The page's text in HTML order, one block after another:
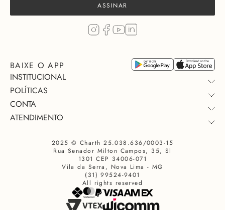
ASSINAR
BAIXE O APP
INSTITUCIONAL
QUEM SOMOS
COLEÇÃO
SEJA UM LOJISTA
POLÍTICAS
TROCA E DEVOLUÇÃO
PRIVACIDADE
CONTA
TROCAR OU DEVOLVER
CONSULTE SUA ENTREGA
COMUNIDADE CHARTH INSIDERS
ATENDIMENTO
FALE CONOSCO
PERSONAL SHOPPER
DÚVIDAS FREQUENTES
TRABALHE CONOSCO
2025 © Charth 25.038.636/0003-15
Rua Senador Milton Campos, 35, Sl
1301 CEP 34006-071
Vila da Serra, Nova Lima - MG
(31) 99524-9401
All rights reserved